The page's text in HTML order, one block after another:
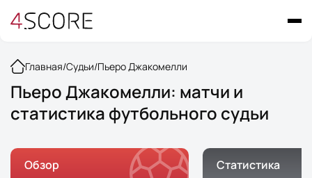
Главная/Судьи/Пьеро Джакомелли
Пьеро Джакомелли: матчи и
статистика футбольного судьи
Обзор Статистика